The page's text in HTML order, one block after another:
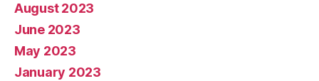
August 2023
June 2023
May 2023
January 2023